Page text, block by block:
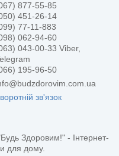
877-55-85
451-26-14
77-11-883
062-94-60
043-00-33 Viber,
195-96-50
зв'язок
Здоровим!" - Інтернет-
для дому.